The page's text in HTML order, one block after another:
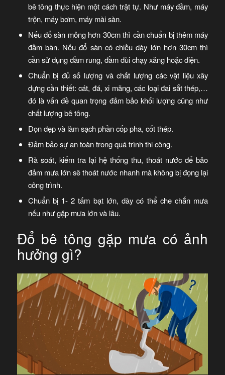
bê tông thực hiện một cách trật tự. Như máy đầm, máy
trộn, máy bơm, máy mài sàn.
Nếu đổ sàn mỏng hơn 30cm thì cần chuẩn bị thêm máy
đầm bàn. Nếu đổ sàn có chiều dày lớn hơn 30cm thì
cần sử dụng đầm rung, đầm dùi chạy xăng hoặc điện.
Chuẩn bị đủ số lượng và chất lượng các vật liệu xây
dựng cần thiết: cát, đá, xi măng, các loại đai sắt thép,…
đó là vấn đề quan trọng đảm bảo khối lượng cũng như
chất lượng bê tông.
Dọn dẹp và làm sạch phần cốp pha, cốt thép.
Đảm bảo sự an toàn trong quá trình thi công.
Rà soát, kiểm tra lại hệ thống thu, thoát nước để bảo
đảm mưa lớn sẽ thoát nước nhanh mà không bị đọng lại
công trình.
Chuẩn bị 1- 2 tấm bạt lớn, dày có thể che chắn mưa
nếu như gặp mưa lớn và lâu.
Đổ bê tông gặp mưa có ảnh
hưởng gì?